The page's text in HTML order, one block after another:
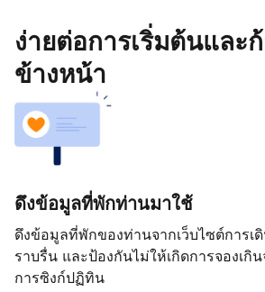
ง่ายต่อการเริ่มต้นและ
ข้างหน้า
ดึงข้อมูลที่พักท่านมาใช้
ดึงข้อมูลที่พักของท่านจากเว็บไซต์การเ
ราบรื่น และป้องกันไม่ให้เกิดการจองเกิ
การซิงก์ปฏิทิน